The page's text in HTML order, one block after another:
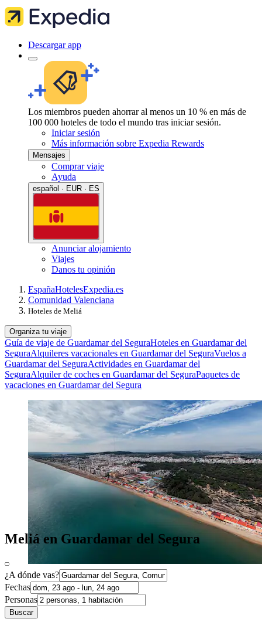
Descargar app
Los miembros pueden ahorrar al menos un 10 % en más de
100 000 hoteles de todo el mundo tras iniciar sesión.
Iniciar sesión
Más información sobre Expedia Rewards
Mensajes
Comprar viaje
Ayuda
español · EUR · ES
Anunciar alojamiento
Viajes
Danos tu opinión
EspañaHotelesExpedia.es
Comunidad Valenciana
Hoteles de Meliá
Organiza tu viaje
Guía de viaje de Guardamar del SeguraHoteles en Guardamar del
SeguraAlquileres vacacionales en Guardamar del SeguraVuelos a
Guardamar del SeguraActividades en Guardamar del
SeguraAlquiler de coches en Guardamar del SeguraPaquetes de
vacaciones en Guardamar del Segura
Meliá en Guardamar del Segura
¿A dónde vas?
Fechas
Personas
Buscar